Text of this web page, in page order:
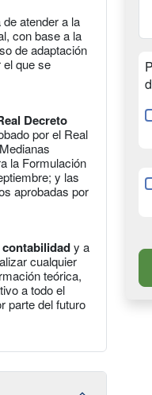
atender a la
con base a la
de adaptación
el que se
Decreto
por el Real
la Formulación
y las
aprobadas por
contabilidady a
cualquier
teórica,
a todo el
parte del futuro